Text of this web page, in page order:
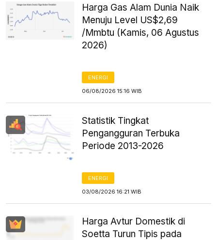
Harga Gas Alam Dunia Naik
Menuju Level US$2,69
/Mmbtu (Kamis, 06 Agustus
2026)
ENERGI
06/08/2026 15:16 WIB
Statistik Tingkat
Pengangguran Terbuka
Periode 2013-2026
ENERGI
03/08/2026 16:21 WIB
Harga Avtur Domestik di
Soetta Turun Tipis pada